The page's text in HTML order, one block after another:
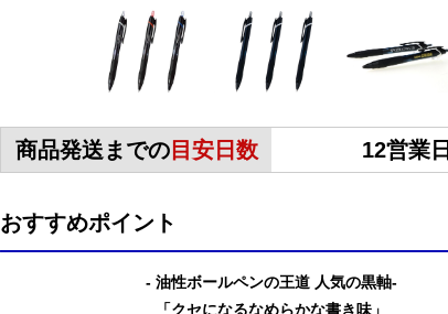
商品発送までの目安日数 12営業日
おすすめポイント
- 油性ボールペンの王道 人気の黒軸-
「クセになるなめらかな書き味」